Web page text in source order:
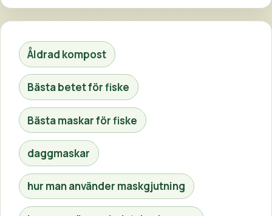
Åldrad kompost
Bästa betet för fiske
Bästa maskar för fiske
daggmaskar
hur man använder maskgjutning